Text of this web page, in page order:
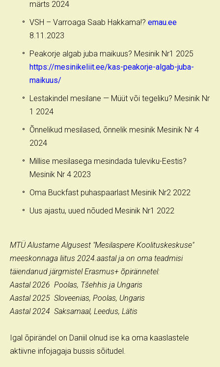
märts 2024
VSH – Varroaga Saab Hakkama!? emau.ee
8.11.2023
Peakorje algab juba maikuus? Mesinik Nr1 2025
https://mesinikeliit.ee/kas-peakorje-algab-juba-
maikuus/
Lestakindel mesilane — Müüt või tegeliku? Mesinik Nr
1 2024
Õnnelikud mesilased, õnnelik mesinik Mesinik Nr 4
2024
Millise mesilasega mesindada tuleviku-Eestis?
Mesinik Nr 4 2023
Oma Buckfast puhaspaarlast Mesinik Nr2 2022
Uus ajastu, uued nõuded Mesinik Nr1 2022
MTÜ Alustame Algusest "Mesilaspere Koolituskeskuse"
meeskonnaga liitus 2024.aastal ja on oma teadmisi
täiendanud järgmistel Erasmus+ õpirännetel:
Aastal 2026 Poolas, Tšehhis ja Ungaris
Aastal 2025 Sloveenias, Poolas, Ungaris
Aastal 2024 Saksamaal, Leedus, Lätis
Igal õpirändel on Daniil olnud ise ka oma kaaslastele
aktiivne infojagaja bussis sõitudel.